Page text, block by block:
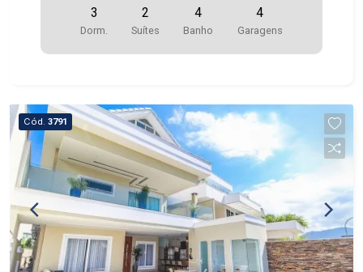
3
Dorm.
2
Suítes
4
Banho
4
Garagens
Cód. 3791